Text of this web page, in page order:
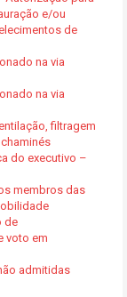
e/ou
de
na via
na via
filtragem
do executivo –
membros das
de
voto em
admitidas